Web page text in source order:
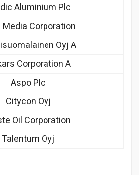
Aluminium Plc
Media Corporation
Oyj A
Corporation A
Aspo Plc
Citycon Oyj
Oil Corporation
Talentum Oyj